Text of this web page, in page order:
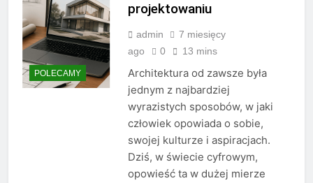
POLECAMY
projektowaniu
admin
7 miesięcy
ago
0 13 mins
Architektura od zawsze była
jednym z najbardziej
wyrazistych sposobów, w jaki
człowiek opowiada o sobie,
swojej kulturze i aspiracjach.
Dziś, w świecie cyfrowym,
opowieść ta w dużej mierze